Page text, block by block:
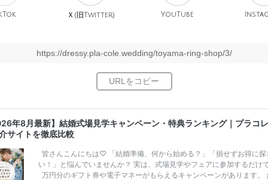
Ｘ(旧Twitter) YouTube
https://dressy.pla-cole.wedding/toyama-ring-shop/3/
年8月最新】結婚式場見学キャンペーン・特典ランキング｜プラコ
サイトを徹底比較
皆さんこんにちは♡ 「結婚準備、何から始める？」「損せずお得に探
い！」と悩んでいませんか？ 実は、式場見学やフェアに参加するだけ
万円分のギフト券や電子マネーがもらえるキャンペーンがあります。